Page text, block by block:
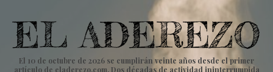
El 10 de octubre de 2026 se cumplirán veinte años desde el primer
artículo de eladerezo.com. Dos décadas de actividad ininterrumpida